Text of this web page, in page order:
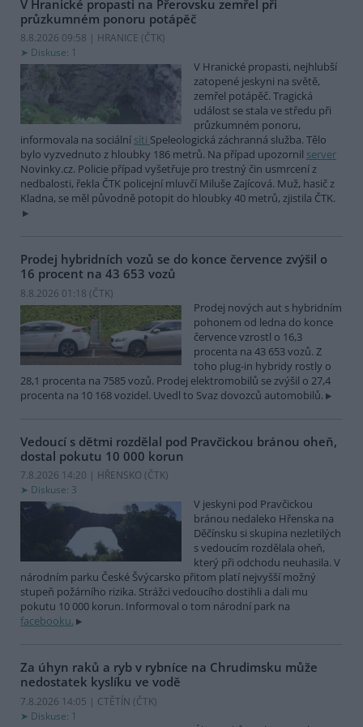
V Hranické propasti na Přerovsku zemřel při
průzkumném ponoru potápěč
8.8.2026 09:58 | HRANICE (ČTK)
Diskuse: 1
V Hranické propasti, nejhlubší
zatopené jeskyni na světě,
zemřel potápěč. Tragická
událost se stala ve středu při
průzkumném ponoru,
informovala na sociální síti Speleologická záchranná služba. Tělo
bylo vyzvednuto z hloubky 186 metrů. Na případ upozornil server
Novinky.cz. Policie případ vyšetřuje pro trestný čin usmrcení z
nedbalosti, řekla ČTK policejní mluvčí Miluše Zajícová. Muž, hasič z
Kladna, se měl původně potopit do hloubky 40 metrů, zjistila ČTK.
Prodej hybridních vozů se do konce července zvýšil o
16 procent na 43 653 vozů
8.8.2026 01:18 (ČTK)
Prodej nových aut s hybridním
pohonem od ledna do konce
července vzrostl o 16,3
procenta na 43 653 vozů. Z
toho plug-in hybridy rostly o
28,1 procenta na 7585 vozů. Prodej elektromobilů se zvýšil o 27,4
procenta na 10 168 vozidel. Uvedl to Svaz dovozců automobilů.
Vedoucí s dětmi rozdělal pod Pravčickou bránou oheň,
dostal pokutu 10 000 korun
7.8.2026 14:20 | HŘENSKO (ČTK)
Diskuse: 3
V jeskyni pod Pravčickou
bránou nedaleko Hřenska na
Děčínsku si skupina nezletilých
s vedoucím rozdělala oheň,
který při odchodu neuhasila. V
národním parku České Švýcarsko přitom platí nejvyšší možný
stupeň požárního rizika. Strážci vedoucího dostihli a dali mu
pokutu 10 000 korun. Informoval o tom národní park na
facebooku.
Za úhyn raků a ryb v rybníce na Chrudimsku může
nedostatek kyslíku ve vodě
7.8.2026 14:05 | CTĚTÍN (ČTK)
Diskuse: 1